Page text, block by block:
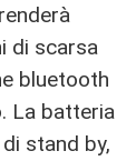
renderà
di scarsa
bluetooth
La batteria
stand by,